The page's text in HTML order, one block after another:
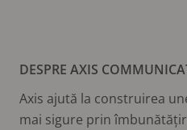
DESPRE AXIS
Axis ajută la construirea
mai sigure prin